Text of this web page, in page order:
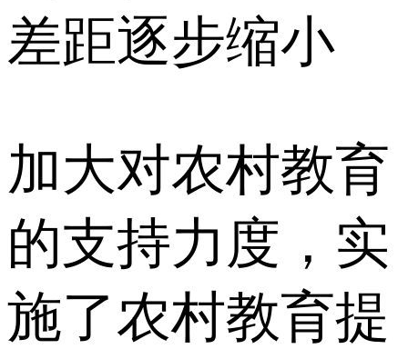
差距逐步缩小
加大对农村教育
的支持力度，实
施了农村教育提